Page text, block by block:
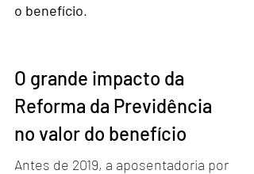
o benefício.
O grande impacto da
Reforma da Previdência
no valor do benefício
Antes de 2019, a aposentadoria por